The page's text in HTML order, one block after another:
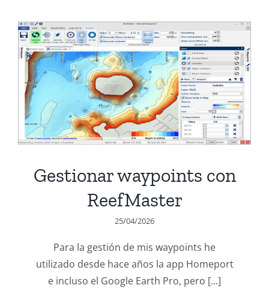
Gestionar waypoints con
ReefMaster
25/04/2026
Para la gestión de mis waypoints he
utilizado desde hace años la app Homeport
e incluso el Google Earth Pro, pero [...]